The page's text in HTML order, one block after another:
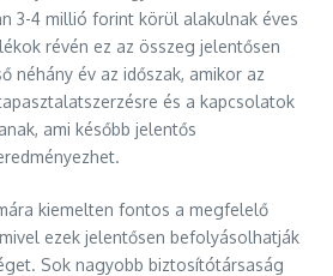
3-4 millió forint körül alakulnak éves
révén ez az összeg jelentősen
néhány év az időszak, amikor az
és a kapcsolatok
ami később jelentős
kiemelten fontos a megfelelő
ezek jelentősen befolyásolhatják
Sok nagyobb biztosítótársaság